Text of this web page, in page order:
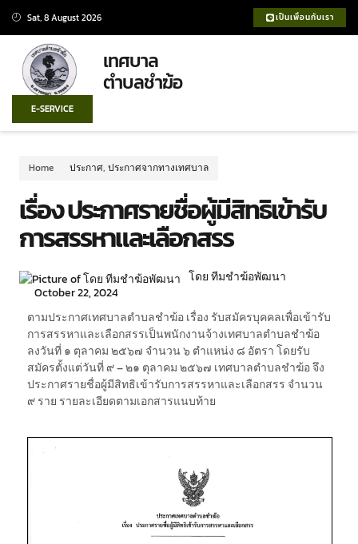
Sat, 8 August 2026 เป็นเพื่อนกับเรา
เทศบาล
ตำบลชำฆ้อ
E-SERVICE
Home ประกาศ, ประกาศจากทางเทศบาล
เรื่อง ประกาศรายชื่อผู้มีสิทธิเข้ารับ
การสรรหาและเลือกสรร
โดย ทีมชำฆ้อพัฒนา
October 22, 2024
ตามประกาศเทศบาลตำบลชำฆ้อ เรื่อง รับสมัครบุคคลเพื่อเข้ารับ
การสรรหาและเลือกสรรเป็นพนักงานจ้างเทศบาลตำบลชำฆ้อ
ลงวันที่ ๑ ตุลาคม ๒๕๖๗ จำนวน ๖ ตำแหน่ง ๘ อัตรา โดยรับ
สมัครตั้งแต่วันที่ ๙ – ๒๑ ตุลาคม ๒๕๖๗ เทศบาลตำบลชำฆ้อ จึง
ประกาศรายชื่อผู้มีสิทธิเข้ารับการสรรหาและเลือกสรร จำนวน
๙ ราย รายละเอียดตามเอกสารแนบท้าย